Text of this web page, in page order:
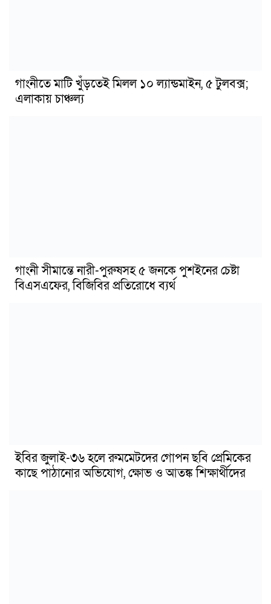
গাংনীতে মাটি খুঁড়তেই মিলল ১০ ল্যান্ডমাইন, ৫ টুলবক্স;
এলাকায় চাঞ্চল্য
গাংনী সীমান্তে নারী-পুরুষসহ ৫ জনকে পুশইনের চেষ্টা
বিএসএফের, বিজিবির প্রতিরোধে ব্যর্থ
ইবির জুলাই-৩৬ হলে রুমমেটদের গোপন ছবি প্রেমিকের
কাছে পাঠানোর অভিযোগ, ক্ষোভ ও আতঙ্ক শিক্ষার্থীদের